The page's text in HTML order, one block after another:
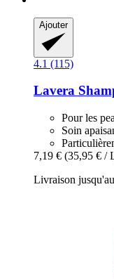
Ajouter
4.1 (115)
Lavera
Pour les
Soin
7,19 € (35,95 € /
Livraison